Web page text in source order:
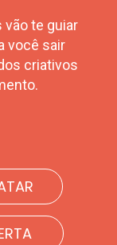
vão te guiar
você sair
criativos